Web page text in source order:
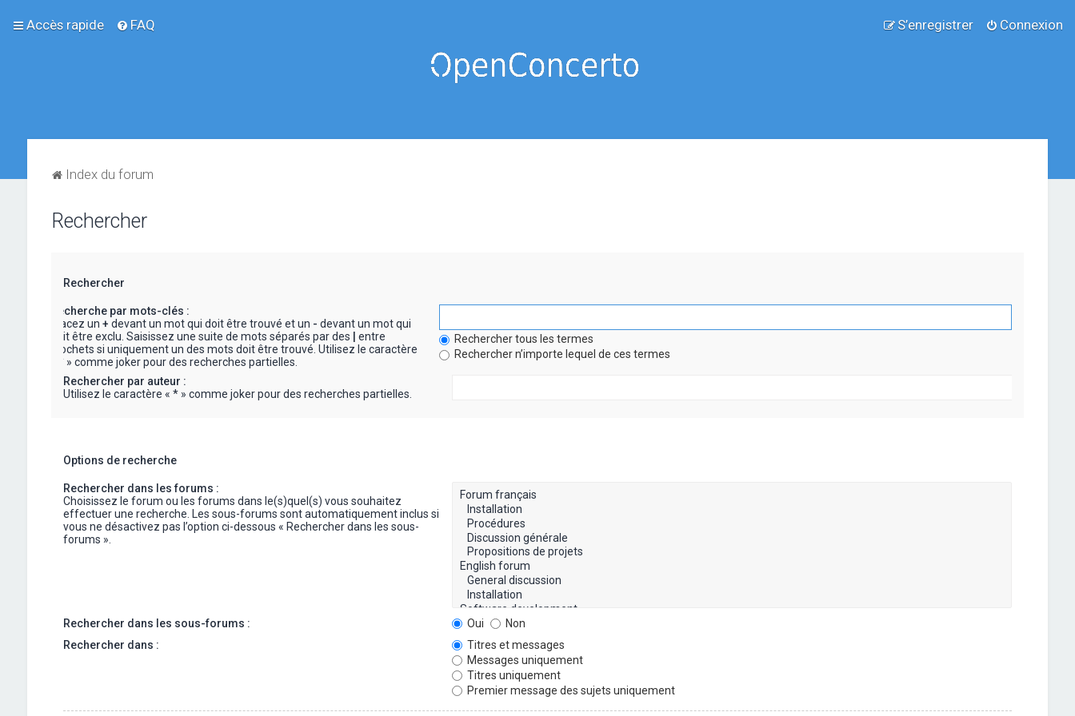
Accès rapide FAQ Connexion
S’enregistrer
Index du forum
Rechercher
Rechercher
Recherche par mots-clés :
Placez un + devant un mot qui doit être trouvé et un - devant un mot qui
doit être exclu. Saisissez une suite de mots séparés par des
entre
crochets si uniquement un des mots doit être trouvé. Utilisez le caractère
« * » comme joker pour des recherches partielles.
Rechercher tous les termes
Rechercher n’importe lequel de ces termes
Rechercher par auteur :
Utilisez le caractère « * » comme joker pour des recherches partielles.
Options de recherche
Rechercher dans les forums :
Choisissez le forum ou les forums dans le(s)quel(s) vous souhaitez
effectuer une recherche. Les sous-forums sont automatiquement inclus si
vous ne désactivez pas l’option ci-dessous « Rechercher dans les sous-
forums ».
Rechercher dans les sous-forums : Oui
Non
Rechercher dans :
Titres et messages
Messages uniquement
Titres uniquement
Premier message des sujets uniquement